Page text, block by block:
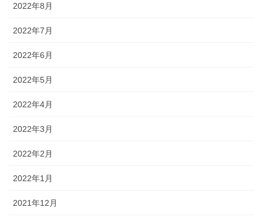
2022年8月
2022年7月
2022年6月
2022年5月
2022年4月
2022年3月
2022年2月
2022年1月
2021年12月